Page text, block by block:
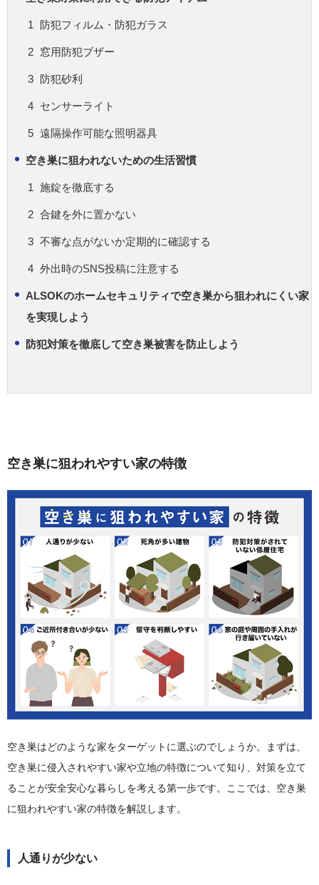
防犯フィルム・防犯ガラス
窓用防犯ブザー
防犯砂利
センサーライト
遠隔操作可能な照明器具
空き巣に狙われないための生活習慣
施錠を徹底する
合鍵を外に置かない
不審な点がないか定期的に確認する
外出時のSNS投稿に注意する
ALSOKのホームセキュリティで空き巣から狙われにくい家
を実現しよう
防犯対策を徹底して空き巣被害を防止しよう
空き巣に狙われやすい家の特徴
空き巣はどのような家をターゲットに選ぶのでしょうか。まずは、
空き巣に侵入されやすい家や立地の特徴について知り、対策を立て
ることが安全安心な暮らしを考える第一歩です。ここでは、空き巣
に狙われやすい家の特徴を解説します。
人通りが少ない